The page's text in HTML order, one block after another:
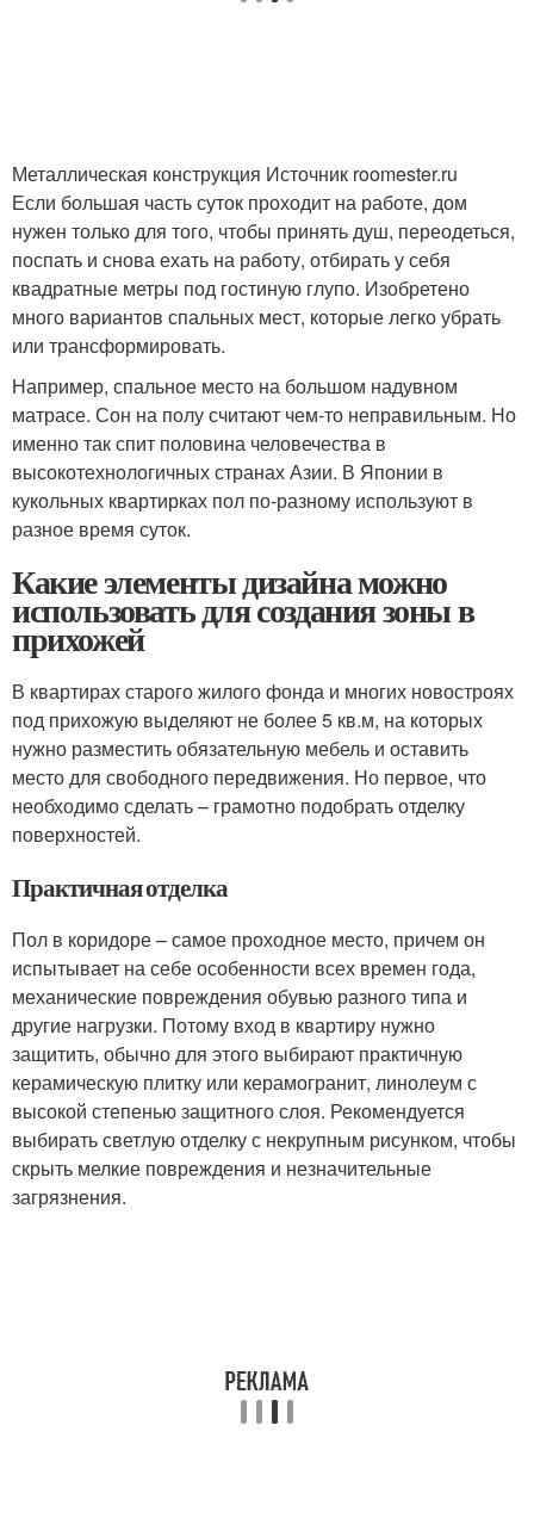
Металлическая конструкция Источник roomester.ru
Если большая часть суток проходит на работе, дом
нужен только для того, чтобы принять душ, переодеться,
поспать и снова ехать на работу, отбирать у себя
квадратные метры под гостиную глупо. Изобретено
много вариантов спальных мест, которые легко убрать
или трансформировать.
Например, спальное место на большом надувном
матрасе. Сон на полу считают чем-то неправильным. Но
именно так спит половина человечества в
высокотехнологичных странах Азии. В Японии в
кукольных квартирках пол по-разному используют в
разное время суток.
Какие элементы дизайна можно
использовать для создания зоны в
прихожей
В квартирах старого жилого фонда и многих новостроях
под прихожую выделяют не более 5 кв.м, на которых
нужно разместить обязательную мебель и оставить
место для свободного передвижения. Но первое, что
необходимо сделать – грамотно подобрать отделку
поверхностей.
Практичная отделка
Пол в коридоре – самое проходное место, причем он
испытывает на себе особенности всех времен года,
механические повреждения обувью разного типа и
другие нагрузки. Потому вход в квартиру нужно
защитить, обычно для этого выбирают практичную
керамическую плитку или керамогранит, линолеум с
высокой степенью защитного слоя. Рекомендуется
выбирать светлую отделку с некрупным рисунком, чтобы
скрыть мелкие повреждения и незначительные
загрязнения.